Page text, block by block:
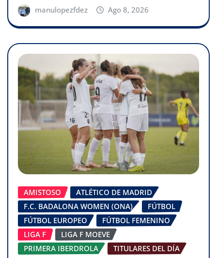
manulopezfdez Ago 8, 2026
AMISTOSO
ATLÉTICO DE MADRID
F.C. BADALONA WOMEN (ONA)
FÚTBOL
FÚTBOL EUROPEO
FÚTBOL FEMENINO
LIGA F
LIGA F MOEVE
PRIMERA IBERDROLA
TITULARES DEL DÍA